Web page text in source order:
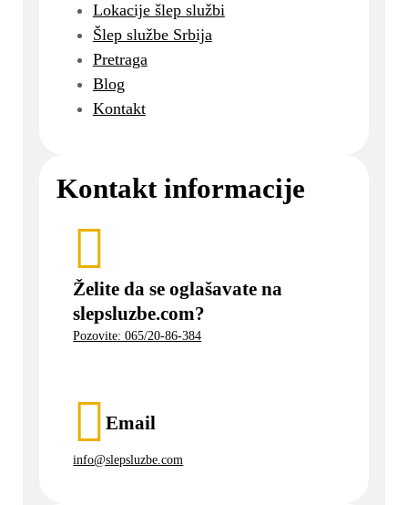
Lokacije šlep službi
Šlep službe Srbija
Pretraga
Blog
Kontakt
Kontakt informacije
Želite da se oglašavate na
slepsluzbe.com?
Pozovite: 065/20-86-384
Email
info@slepsluzbe.com